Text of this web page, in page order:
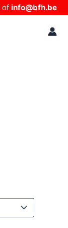
of info@bfh.be